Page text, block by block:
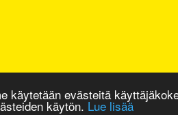
käytetään evästeitä
käytön. Lue lisää